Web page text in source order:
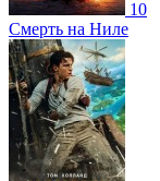
10
Смерть на Ниле